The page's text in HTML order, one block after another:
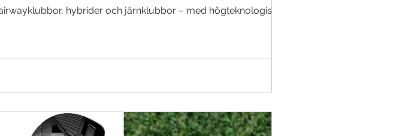
hybrider och järnklubbor – med högteknologisk